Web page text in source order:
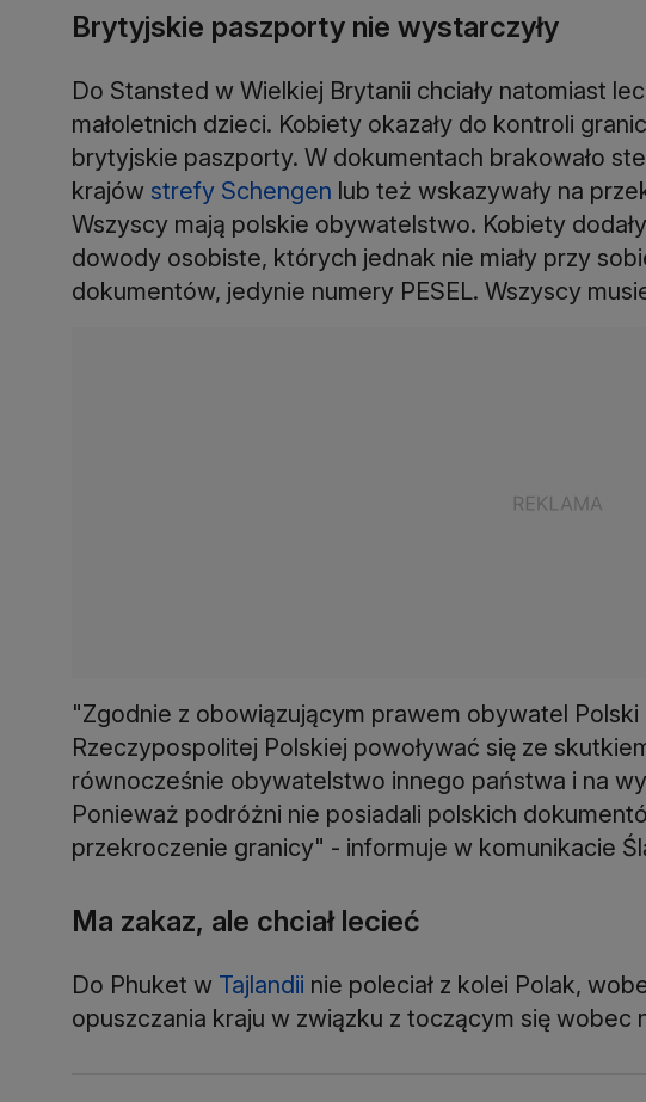
Brytyjskie paszporty nie wystarczyły
Do Stansted w Wielkiej Brytanii chciały natomiast
małoletnich dzieci. Kobiety okazały do kontroli
brytyjskie paszporty. W dokumentach brakowało
krajów strefy Schengen lub też wskazywały na
Wszyscy mają polskie obywatelstwo. Kobiety
dowody osobiste, których jednak nie miały przy
dokumentów, jedynie numery PESEL. Wszyscy
"Zgodnie z obowiązującym prawem obywatel Polski
Rzeczypospolitej Polskiej powoływać się ze
równocześnie obywatelstwo innego państwa i na
Ponieważ podróżni nie posiadali polskich
przekroczenie granicy" - informuje w komunikacie
Ma zakaz, ale chciał lecieć
Do Phuket w Tajlandii nie poleciał z kolei Polak,
opuszczania kraju w związku z toczącym się wobec